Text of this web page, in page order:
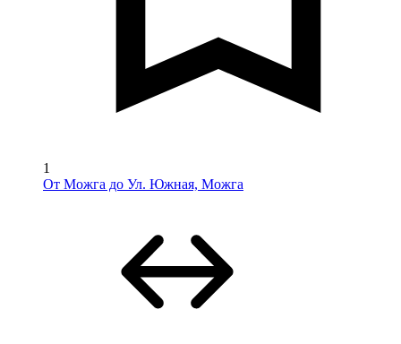
1
От Можга до Ул. Южная, Можга